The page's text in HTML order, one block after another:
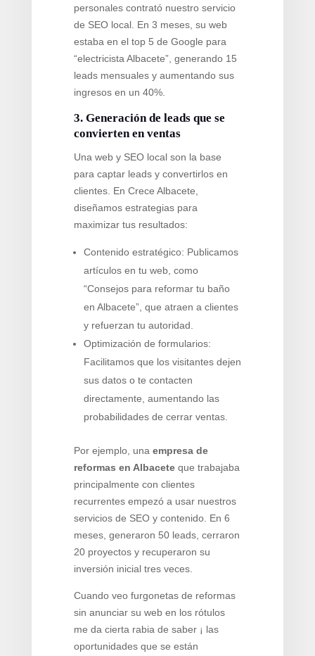
personales contrató nuestro servicio
de SEO local. En 3 meses, su web
estaba en el top 5 de Google para
“electricista Albacete”, generando 15
leads mensuales y aumentando sus
ingresos en un 40%.
3. Generación de leads que se
convierten en ventas
Una web y SEO local son la base
para captar leads y convertirlos en
clientes. En Crece Albacete,
diseñamos estrategias para
maximizar tus resultados:
Contenido estratégico: Publicamos
artículos en tu web, como
“Consejos para reformar tu baño
en Albacete”, que atraen a clientes
y refuerzan tu autoridad.
Optimización de formularios:
Facilitamos que los visitantes dejen
sus datos o te contacten
directamente, aumentando las
probabilidades de cerrar ventas.
Por ejemplo, una empresa de
reformas en Albacete que trabajaba
principalmente con clientes
recurrentes empezó a usar nuestros
servicios de SEO y contenido. En 6
meses, generaron 50 leads, cerraron
20 proyectos y recuperaron su
inversión inicial tres veces.
Cuando veo furgonetas de reformas
sin anunciar su web en los rótulos
me da cierta rabia de saber ¡ las
oportunidades que se están